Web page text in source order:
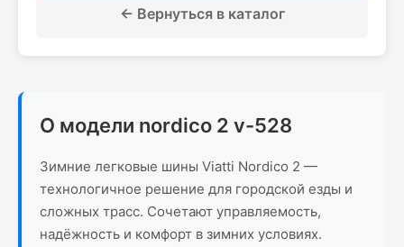
← Вернуться в каталог
О модели nordico 2 v-528
Зимние легковые шины Viatti Nordico 2 —
технологичное решение для городской езды и
сложных трасс. Сочетают управляемость,
надёжность и комфорт в зимних условиях.